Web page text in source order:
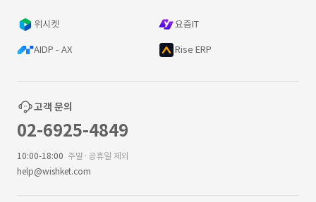
위시켓 요즘IT
AIDP - AX Rise ERP
고객 문의
02-6925-4849
10:00-18:00 주말·공휴일 제외
help@wishket.com